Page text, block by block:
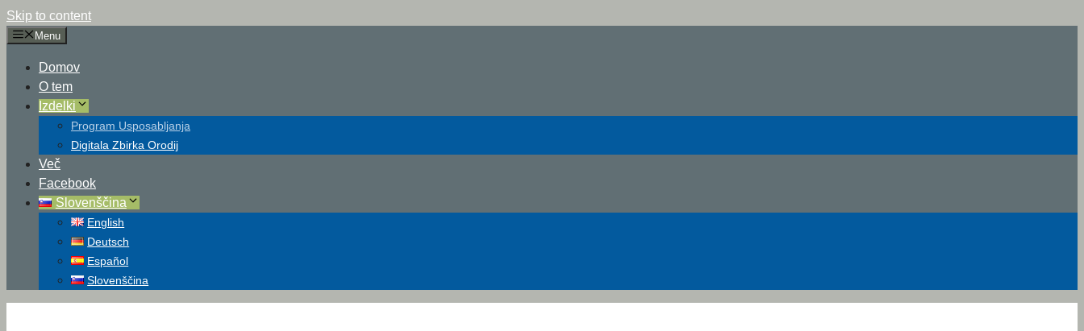
Skip to content
Menu
Domov
O tem
Izdelki
Program Usposabljanja
Digitala Zbirka Orodij
Več
Facebook
Slovenščina
English
Deutsch
Español
Slovenščina